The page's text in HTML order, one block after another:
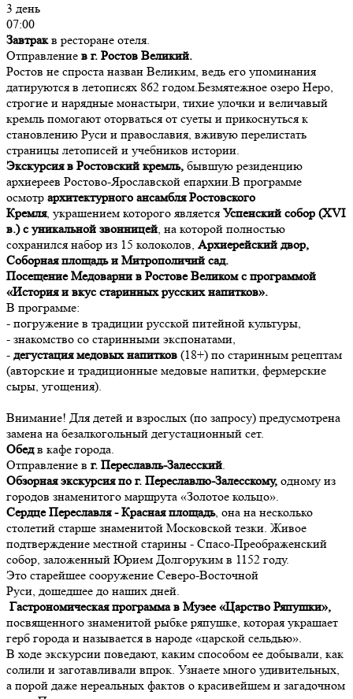
3 день
07:00
Завтракв ресторане отеля.
Отправление в г. Ростов Великий.
Ростов не спроста назван Великим, ведь его упоминания
датируются в летописях 862 годом.Безмятежное озеро Неро,
строгие и нарядные монастыри, тихие улочки и величавый
кремль помогают оторваться от суеты и прикоснуться к
становлению Руси и православия, вживую перелистать
страницы летописей и учебников истории.
Экскурсия в Ростовский кремль, бывшую резиденцию
архиереев Ростово-Ярославской епархии.В программе
осмотр архитектурного ансамбля Ростовского
Кремля, украшением которого является Успенский собор (XVI
в.) с уникальной звонницей, на которой полностью
сохранился набор из 15 колоколов, Архиерейский двор,
Соборная площадь и Митрополичий сад.
Посещение Медоварни в Ростове Великом с программой
«История и вкус старинных русских напитков».
В программе:
- погружение в традиции русской питейной культуры,
- знакомство со старинными экспонатами,
- дегустация медовых напитков (18+) по старинным рецептам
(авторские и традиционные медовые напитки, фермерские
сыры, угощения).
Внимание! Для детей и взрослых (по запросу) предусмотрена
замена на безалкогольный дегустационный сет.
Обедв кафе города.
Отправление в г. Переславль-Залесский.
Обзорная экскурсия по г. Переславлю-Залесскому, одному из
городов знаменитого маршрута «Золотое кольцо».
Сердце Переславля - Красная площадь, она на несколько
столетий старше знаменитой Московской тезки. Живое
подтверждение местной старины - Спасо-Преображенский
собор, заложенный Юрием Долгоруким в 1152 году.
Это старейшее сооружение Северо-Восточной
Руси, дошедшее до наших дней.
Гастрономическая программа в Музее «Царство Ряпушки»,
посвященного знаменитой рыбке ряпушке, которая украшает
герб города и называется в народе «царской сельдью».
В ходе экскурсии поведают, каким способом ее добывали, как
солили и заготавливали впрок. Узнаете много удивительных,
а порой даже нереальных фактов о красивейшем и загадочном